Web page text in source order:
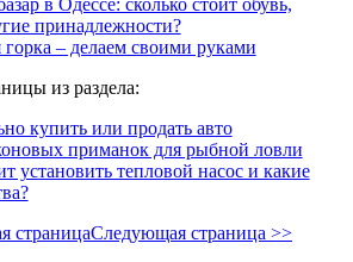
в Одессе: сколько стоит обувь,
принадлежности?
– делаем своими руками
из раздела:
купить или продать авто
приманок для рыбной ловли
установить тепловой насос и какие
страницаСледующая страница >>